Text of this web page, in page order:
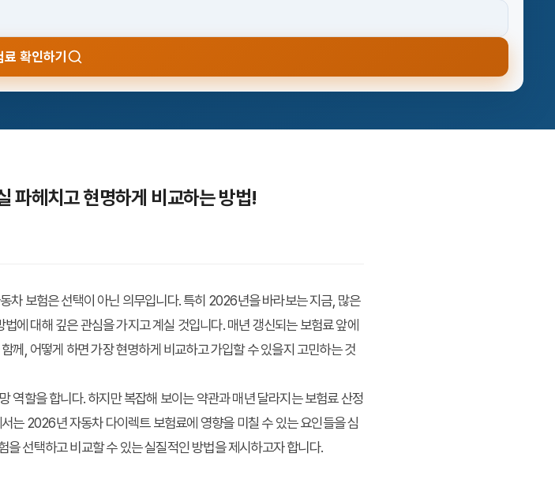
료 확인하기
파헤치고 현명하게 비교하는 방법!
차 보험은 선택이 아닌 의무입니다. 특히 2026년을 바라보는 지금, 많은
에 대해 깊은 관심을 가지고 계실 것입니다. 매년 갱신되는 보험료 앞에
께, 어떻게 하면 가장 현명하게 비교하고 가입할 수 있을지 고민하는 것
역할을 합니다. 하지만 복잡해 보이는 약관과 매년 달라지는 보험료 산정
는 2026년 자동차 다이렉트 보험료에 영향을 미칠 수 있는 요인들을 심
선택하고 비교할 수 있는 실질적인 방법을 제시하고자 합니다.